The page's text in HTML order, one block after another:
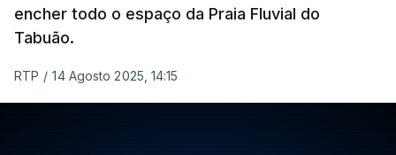
encher todo o espaço da Praia Fluvial do
Tabuão.
RTP / 14 Agosto 2025, 14:15